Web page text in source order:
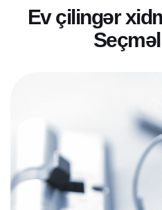
Ev çil ingər xid
Seçməl